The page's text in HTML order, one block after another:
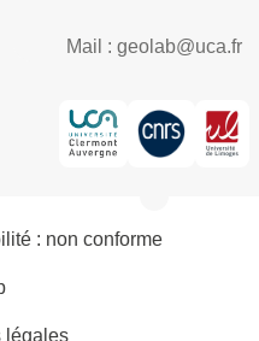
Mail : geolab@uca.fr
: non conforme
légales